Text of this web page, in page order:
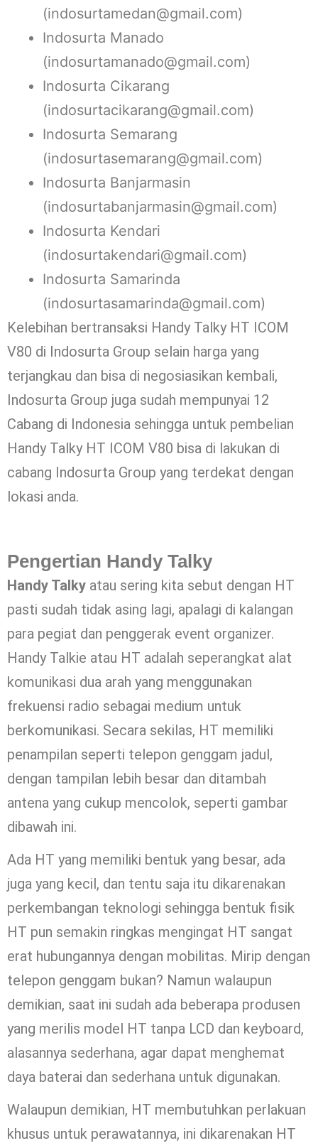
(indosurtamedan@gmail.com)
Indosurta Manado
(indosurtamanado@gmail.com)
Indosurta Cikarang
(indosurtacikarang@gmail.com)
Indosurta Semarang
(indosurtasemarang@gmail.com)
Indosurta Banjarmasin
(indosurtabanjarmasin@gmail.com)
Indosurta Kendari
(indosurtakendari@gmail.com)
Indosurta Samarinda
(indosurtasamarinda@gmail.com)
Kelebihan bertransaksi Handy Talky HT ICOM
V80 di Indosurta Group selain harga yang
terjangkau dan bisa di negosiasikan kembali,
Indosurta Group juga sudah mempunyai 12
Cabang di Indonesia sehingga untuk pembelian
Handy Talky HT ICOM V80 bisa di lakukan di
cabang Indosurta Group yang terdekat dengan
lokasi anda.
Pengertian Handy Talky
Handy Talky atau sering kita sebut dengan HT
pasti sudah tidak asing lagi, apalagi di kalangan
para pegiat dan penggerak event organizer.
Handy Talkie atau HT adalah seperangkat alat
komunikasi dua arah yang menggunakan
frekuensi radio sebagai medium untuk
berkomunikasi. Secara sekilas, HT memiliki
penampilan seperti telepon genggam jadul,
dengan tampilan lebih besar dan ditambah
antena yang cukup mencolok, seperti gambar
dibawah ini.
Ada HT yang memiliki bentuk yang besar, ada
juga yang kecil, dan tentu saja itu dikarenakan
perkembangan teknologi sehingga bentuk fisik
HT pun semakin ringkas mengingat HT sangat
erat hubungannya dengan mobilitas. Mirip dengan
telepon genggam bukan? Namun walaupun
demikian, saat ini sudah ada beberapa produsen
yang merilis model HT tanpa LCD dan keyboard,
alasannya sederhana, agar dapat menghemat
daya baterai dan sederhana untuk digunakan.
Walaupun demikian, HT membutuhkan perlakuan
khusus untuk perawatannya, ini dikarenakan HT